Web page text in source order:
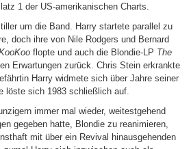
1 der US-amerikanischen Charts.
um die Band. Harry startete parallel zu
doch ihre von Nile Rodgers und Bernard
flopte und auch die Blondie-LP The
Erwartungen zurück. Chris Stein erkrankte
Harry widmete sich über Jahre seiner
löste sich 1983 schließlich auf.
immer mal wieder, weitestgehend
gegeben hatte, Blondie zu reanimieren,
mit über ein Revival hinausgehenden